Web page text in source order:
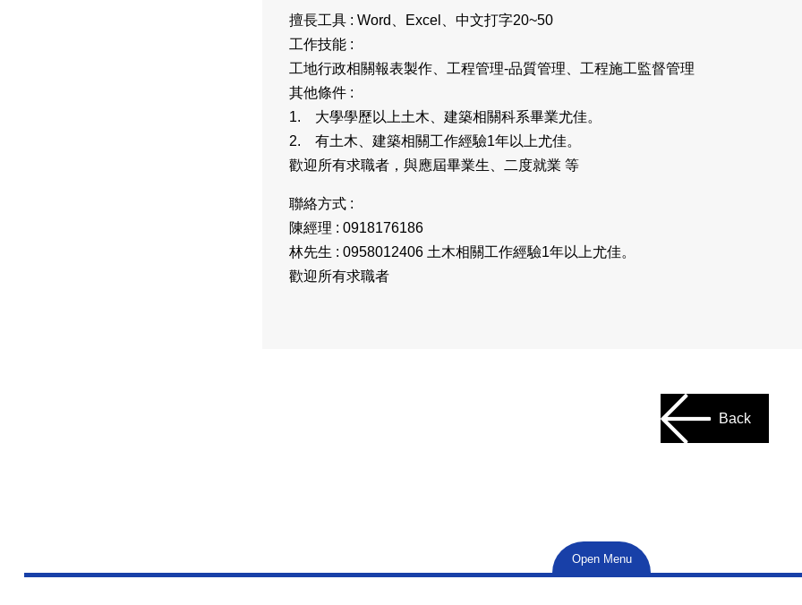
擅長工具 : Word、Excel、中文打字20~50
工作技能 :
工地行政相關報表製作、工程管理-品質管理、工程施工監督管理
其他條件 :
1. 大學學歷以上土木、建築相關科系畢業尤佳。
2. 有土木、建築相關工作經驗1年以上尤佳。
歡迎所有求職者，與應屆畢業生、二度就業 等
聯絡方式 :
陳經理 : 0918176186
林先生 : 0958012406 土木相關工作經驗1年以上尤佳。
歡迎所有求職者
Back
Open Menu